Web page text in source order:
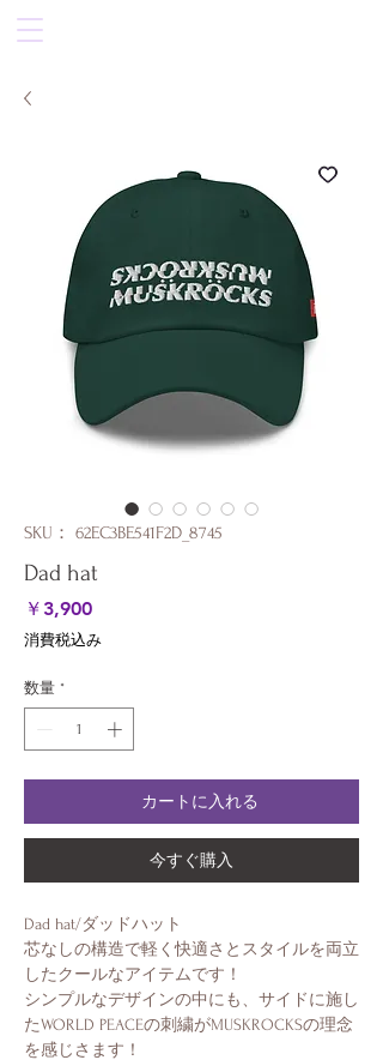
SKU： 62EC3BE541F2D_8745
Dad hat
￥3,900価
格
消費税込み
数量 *
カートに入れる
今すぐ購入
Dad hat/ダッドハット
芯なしの構造で軽く快適さとスタイルを両立
したクールなアイテムです！
シンプルなデザインの中にも、サイドに施し
たWORLD PEACEの刺繍がMUSKROCKSの理念
を感じさます！